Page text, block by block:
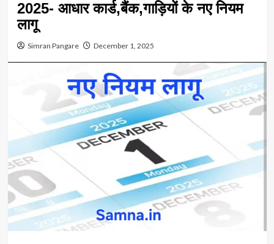
2025- आधार कार्ड,बैंक,गाड़ियों के नए नियम
लागू
Simran Pangare December 1, 2025